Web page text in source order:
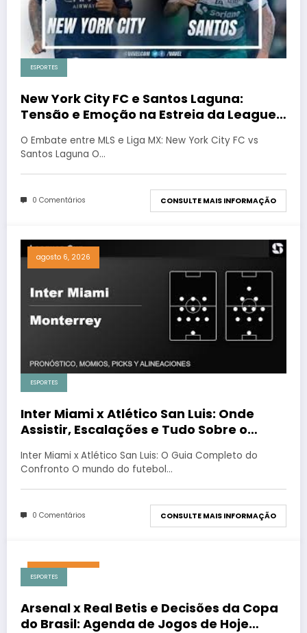
ESPORTES
New York City FC e Santos Laguna:
Tensão e Emoção na Estreia da Leagues
O Embate entre MLS e Liga MX: New York City FC vs
Santos Laguna O…
0 Comentários CONSULTE MAIS INFORMAÇÃO
agosto 6, 2026
ESPORTES
Inter Miami x Atlético San Luis: Onde
Assistir, Escalações e Tudo Sobre o
Inter Miami x Atlético San Luis: O Guia Completo do
Confronto O mundo do futebol…
0 Comentários CONSULTE MAIS INFORMAÇÃO
ESPORTES
Arsenal x Real Betis e Decisões da Copa
do Brasil: Agenda de Jogos de Hoje